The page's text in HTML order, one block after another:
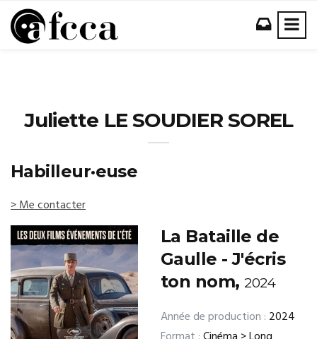
Juliette LE SOUDIER SOREL
Habilleur·euse
> Me contacter
La Bataille de
Gaulle - J'écris
ton nom,2024
Année de production : 2024